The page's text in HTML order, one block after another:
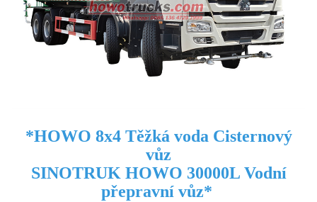
*HOWO 8x4 Těžká voda Cisternový
vůz
SINOTRUK HOWO 30000L Vodní
přepravní vůz*